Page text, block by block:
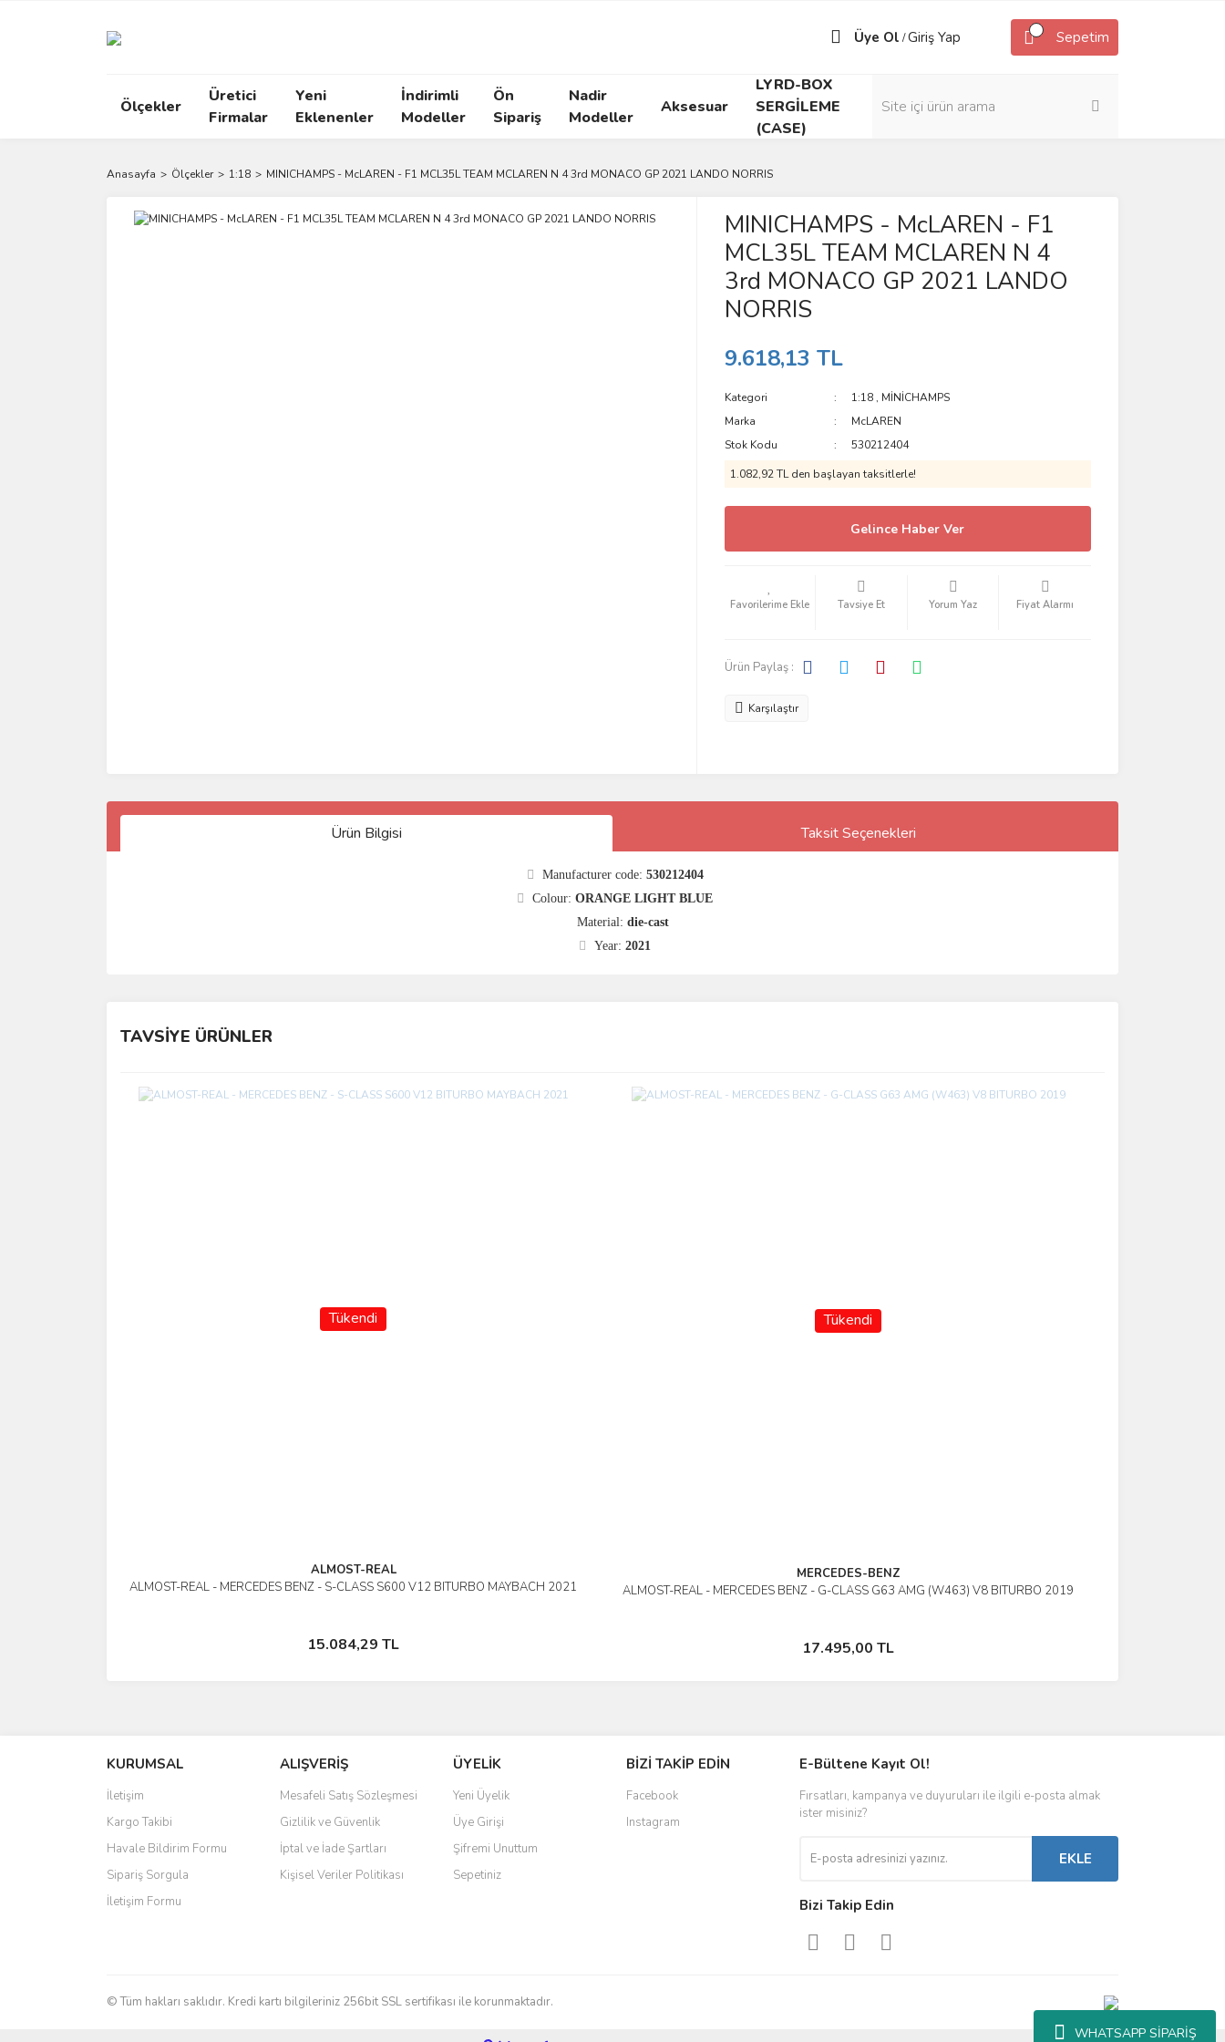
WHATSAPP SİPARİŞ
Üye Ol /Giriş Yap Sepetim
Ölçekler
Üretici
Firmalar
Yeni
Eklenenler
İndirimli
Modeller
Ön
Sipariş
Nadir
Modeller
Aksesuar
LYRD-BOX
SERGİLEME
(CASE)
Anasayfa Ölçekler 1:18 MINICHAMPS - McLAREN - F1 MCL35L TEAM MCLAREN N 4 3rd MONACO GP 2021 LANDO NORRIS
MINICHAMPS - McLAREN - F1
MCL35L TEAM MCLAREN N 4
3rd MONACO GP 2021 LANDO
NORRIS
9.618,13 TL
Kategori 1:18 , MİNİCHAMPS
Marka
McLAREN
Stok Kodu
530212404
1.082,92 TL den başlayan taksitlerle!
Gelince Haber Ver
Tavsiye Et Yorum Yaz Fiyat Alarmı
Ürün Paylaş :
Karşılaştır
Ürün Bilgisi Taksit Seçenekleri
Manufacturer code: 530212404
Colour: ORANGE LIGHT BLUE
Material: die-cast
Year: 2021
TAVSİYE ÜRÜNLER
Tükendi
ALMOST-REAL
ALMOST-REAL - MERCEDES BENZ - S-CLASS S600 V12 BITURBO MAYBACH 2021
15.084,29 TL
İncele
Stokta Yok
Tükendi
MERCEDES-BENZ
ALMOST-REAL - MERCEDES BENZ - G-CLASS G63 AMG (W463) V8 BITURBO 2019
17.495,00 TL
İncele
Stokta Yok
KURUMSAL
İletişim
Kargo Takibi
Havale Bildirim Formu
Sipariş Sorgula
İletişim Formu
ALIŞVERİŞ
Mesafeli Satış Sözleşmesi
Gizlilik ve Güvenlik
İptal ve İade Şartları
Kişisel Veriler Politikası
ÜYELİK
Yeni Üyelik
Üye Girişi
Şifremi Unuttum
Sepetiniz
BİZİ TAKİP EDİN
Facebook
Instagram
E-Bültene Kayıt Ol!
Fırsatları, kampanya ve duyuruları ile ilgili e-posta almak
ister misiniz?
EKLE
Bizi Takip Edin
© Tüm hakları saklıdır. Kredi kartı bilgileriniz 256bit SSL sertifikası ile korunmaktadır.